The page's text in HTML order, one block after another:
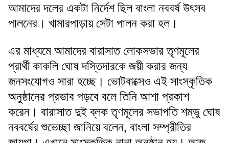
আমাদের দলের একটা নির্দেশ ছিল বাংলা নববর্ষ উৎসব
পালনের। খামারপাড়ায় সেটা পালন করা হল।
এর মাধ্যমে আমাদের বারাসাত লোকসভার তৃণমূলের
প্রার্থী কাকলি ঘোষ দস্তিদারকে জয়ী করার জন্য
জনসংযোগও সারা হচ্ছে। ভোটবাক্সেও এই সাংস্কৃতিক
অনুষ্ঠানের প্রভাব পড়বে বলে তিনি আশা প্রকাশ
করেন। বারাসাত দুই ব্লক তৃণমূলের সভাপতি শম্ভু ঘোষ
নববর্ষের শুভেচ্ছা জানিয়ে বলেন, বাংলা সম্প্রীতির